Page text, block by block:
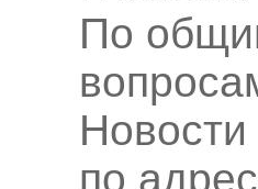
По
по